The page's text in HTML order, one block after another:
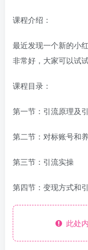
课程介绍：
最近发现一个新的小
非常好，大家可以试
课程目录：
第一节：引流原理及
第二节：对标账号和
第三节：引流实操
第四节：变现方式和
此处内